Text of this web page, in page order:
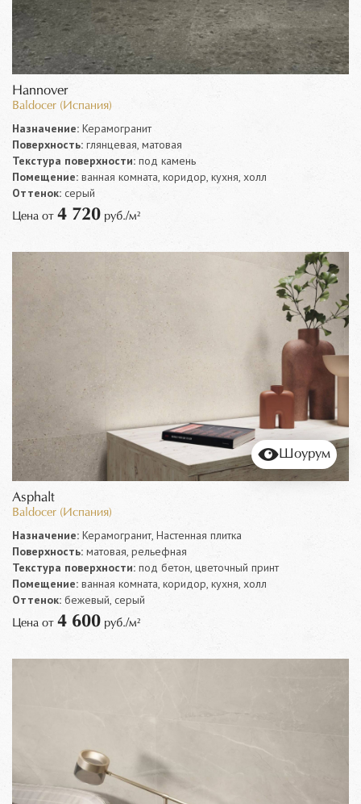
Hannover
Baldocer (Испания)
Назначение: Керамогранит
Поверхность: глянцевая, матовая
Текстура поверхности: под камень
Помещение: ванная комната, коридор, кухня, холл
Оттенок: серый
Цена от 4 720 руб./м²
Шоурум
Asphalt
Baldocer (Испания)
Назначение: Керамогранит, Настенная плитка
Поверхность: матовая, рельефная
Текстура поверхности: под бетон, цветочный принт
Помещение: ванная комната, коридор, кухня, холл
Оттенок: бежевый, серый
Цена от 4 600 руб./м²